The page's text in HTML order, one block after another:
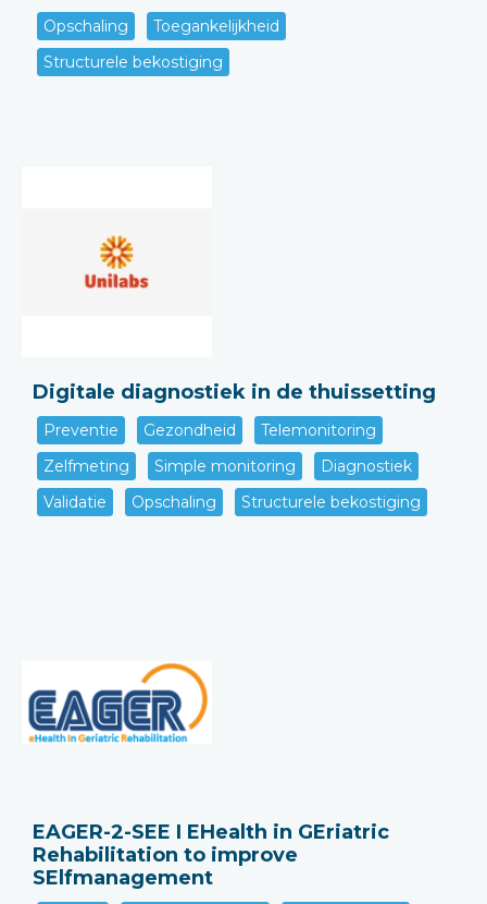
Opschaling
Toegankelijkheid
Structurele bekostiging
Digitale diagnostiek in de thuissetting
Preventie Gezondheid
Telemonitoring
Zelfmeting
Simple monitoring
Diagnostiek
Validatie
Opschaling Structurele bekostiging
EAGER-2-SEE I EHealth in GEriatric
Rehabilitation to improve
SElfmanagement